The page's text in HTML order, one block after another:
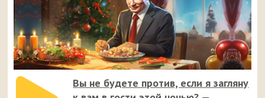
Вы не будете против, если я загляну